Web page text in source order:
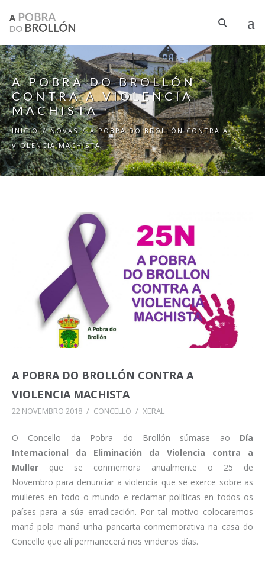
A POBRA DO BROLLÓN
CONTRA A VIOLENCIA
MACHISTA
INICIO / NOVAS / A POBRA DO BROLLÓN CONTRA A
VIOLENCIA MACHISTA
A POBRA DO BROLLÓN CONTRA A
VIOLENCIA MACHISTA
22 NOVEMBRO 2018 / CONCELLO / XERAL
O Concello da Pobra do Brollón súmase ao Día
Internacional da Eliminación da Violencia contra a
Muller que se conmemora anualmente o 25 de
Novembro para denunciar a violencia que se exerce sobre as
mulleres en todo o mundo e reclamar políticas en todos os
países para a súa erradicación. Por tal motivo colocaremos
mañá pola mañá unha pancarta conmemorativa na casa do
Concello que alí permanecerá nos vindeiros días.